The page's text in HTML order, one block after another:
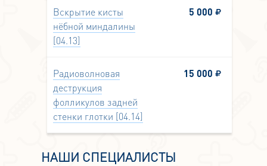
Вскрытие кисты
нёбной миндалины
[04.13]
5 000
Радиоволновая
деструкция
фолликулов задней
стенки глотки [04.14]
15 000
НАШИ СПЕЦИАЛИСТЫ